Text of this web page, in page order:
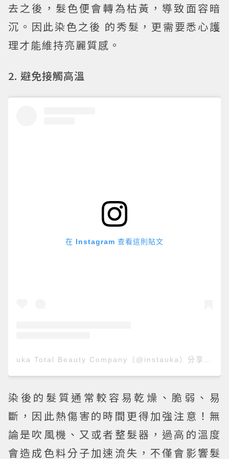
去之後，髮色便會轉為枯黃，導致面容暗
沉。因此染色之後 的秀髮，更需要悉心護
理才能維持亮麗質感。
2. 避免接觸高溫
在 Instagram 查看這則貼文
uka Total Beauty Company（@instauka）分享的貼文
染後的髮質通常較容易乾燥、脆弱、易
斷，因此熱傷害的時間更得加強注意！無
論是吹風機、又或者整髮器，過高的溫度
會造成色料分子加速流失，不僅會影響髮